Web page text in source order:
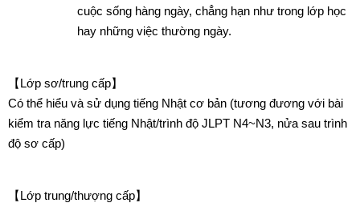
cuộc sống hàng ngày, chẳng hạn như trong lớp học
hay những việc thường ngày.
【Lớp sơ/trung cấp】
Có thể hiểu và sử dụng tiếng Nhật cơ bản (tương đương với bài
kiểm tra năng lực tiếng Nhật/trình độ JLPT N4~N3, nửa sau trình
độ sơ cấp)
【Lớp trung/thượng cấp】